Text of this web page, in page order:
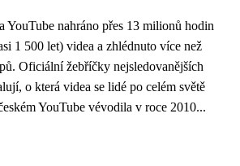
YouTube nahráno přes 13 milionů hodin
1 500 let) videa a zhlédnuto více než
Oficiální žebříčky nejsledovanějších
o která videa se lidé po celém světě
YouTube vévodila v roce 2010...